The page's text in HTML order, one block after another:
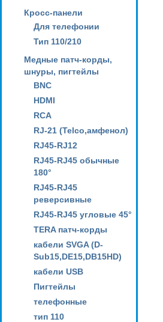
Кросс-панели
Для телефонии
Тип 110/210
Медные патч-корды,
шнуры, пигтейлы
BNC
HDMI
RCA
RJ-21 (Telco,амфенол)
RJ45-RJ12
RJ45-RJ45 обычные
180°
RJ45-RJ45
реверсивные
RJ45-RJ45 угловые 45°
TERA патч-корды
кабели SVGA (D-
Sub15,DE15,DB15HD)
кабели USB
Пигтейлы
телефонные
тип 110